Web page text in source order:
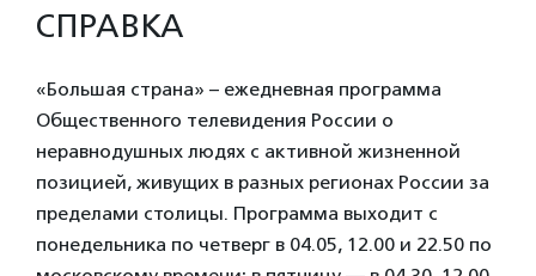
СПРАВКА
«Большая страна» – ежедневная программа
Общественного телевидения России о
неравнодушных людях с активной жизненной
позицией, живущих в разных регионах России за
пределами столицы. Программа выходит с
понедельника по четверг в 04.05, 12.00 и 22.50 по